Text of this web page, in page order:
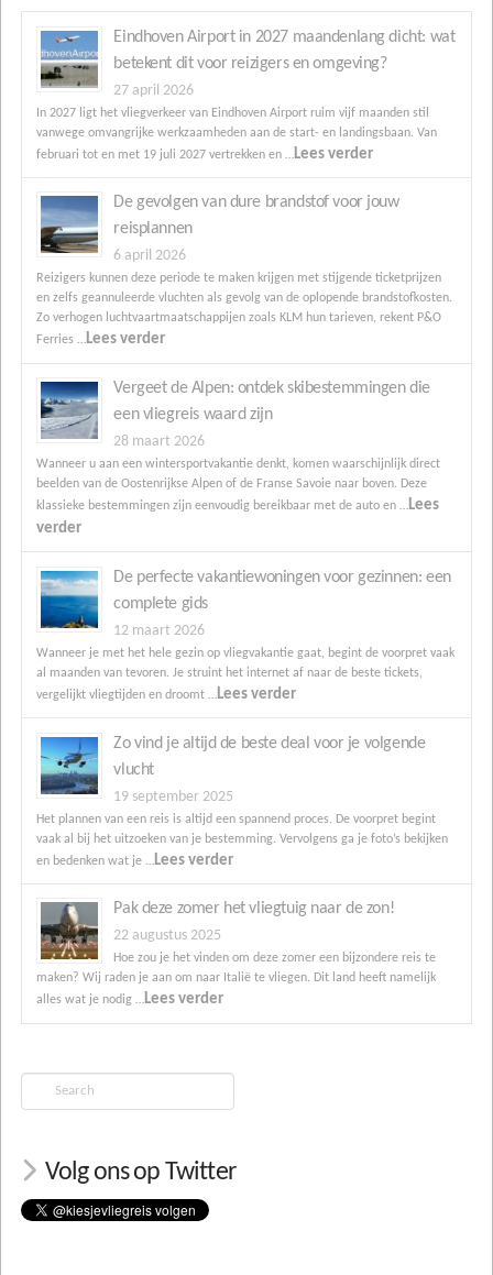
Eindhoven Airport in 2027 maandenlang dicht: wat
betekent dit voor reizigers en omgeving?
27 april 2026
In 2027 ligt het vliegverkeer van Eindhoven Airport ruim vijf maanden stil
vanwege omvangrijke werkzaamheden aan de start- en landingsbaan. Van
februari tot en met 19 juli 2027 vertrekken en …Lees verder
De gevolgen van dure brandstof voor jouw
reisplannen
6 april 2026
Reizigers kunnen deze periode te maken krijgen met stijgende ticketprijzen
en zelfs geannuleerde vluchten als gevolg van de oplopende brandstofkosten.
Zo verhogen luchtvaartmaatschappijen zoals KLM hun tarieven, rekent P&O
Ferries …Lees verder
Vergeet de Alpen: ontdek skibestemmingen die
een vliegreis waard zijn
28 maart 2026
Wanneer u aan een wintersportvakantie denkt, komen waarschijnlijk direct
beelden van de Oostenrijkse Alpen of de Franse Savoie naar boven. Deze
klassieke bestemmingen zijn eenvoudig bereikbaar met de auto en …Lees
verder
De perfecte vakantiewoningen voor gezinnen: een
complete gids
12 maart 2026
Wanneer je met het hele gezin op vliegvakantie gaat, begint de voorpret vaak
al maanden van tevoren. Je struint het internet af naar de beste tickets,
vergelijkt vliegtijden en droomt …Lees verder
Zo vind je altijd de beste deal voor je volgende
vlucht
19 september 2025
Het plannen van een reis is altijd een spannend proces. De voorpret begint
vaak al bij het uitzoeken van je bestemming. Vervolgens ga je foto’s bekijken
en bedenken wat je …Lees verder
Pak deze zomer het vliegtuig naar de zon!
22 augustus 2025
Hoe zou je het vinden om deze zomer een bijzondere reis te
maken? Wij raden je aan om naar Italië te vliegen. Dit land heeft namelijk
alles wat je nodig …Lees verder
Search
Volg ons op Twitter